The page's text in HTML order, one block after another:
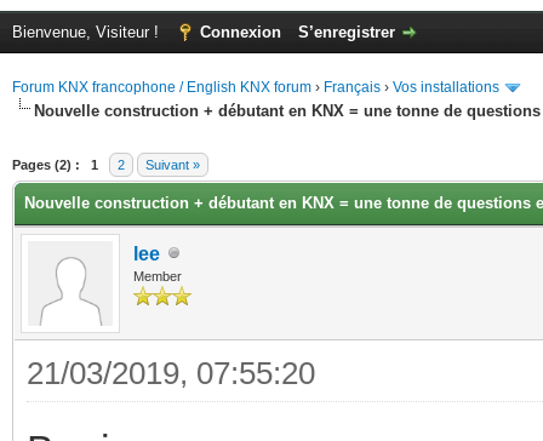
Bienvenue, Visiteur ! Connexion S’enregistrer
Forum KNX francophone / English KNX forum › Français › Vos installations
Nouvelle construction + débutant en KNX = une tonne de
Pages (2) : 1 2 Suivant »
Nouvelle construction + débutant en KNX = une tonne de questions
lee
Member
21/03/2019, 07:55:20